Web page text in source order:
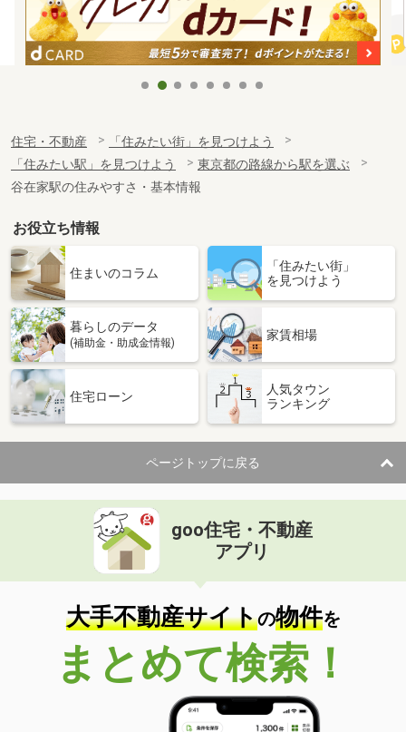
住宅・不動産
「住みたい街」を見つけよう
「住みたい駅」を見つけよう
東京都の路線から駅を選ぶ
谷在家駅の住みやすさ・基本情報
お役立ち情報
住まいのコラム
「住みたい街」
を見つけよう
暮らしのデータ
(補助金・助成金情報)
家賃相場
住宅ローン
人気タウン
ランキング
ページトップに戻る
goo住宅・不動産
アプリ
大手不動産サイトの物件を
まとめて検索！